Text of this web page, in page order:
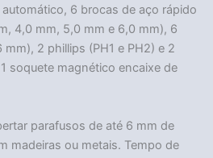
6 brocas de aço rápido
4,0 mm, 5,0 mm e 6,0 mm), 6
2 phillips (PH1 e PH2) e 2
soquete magnético encaixe de
parafusos de até 6 mm de
madeiras ou metais. Tempo de